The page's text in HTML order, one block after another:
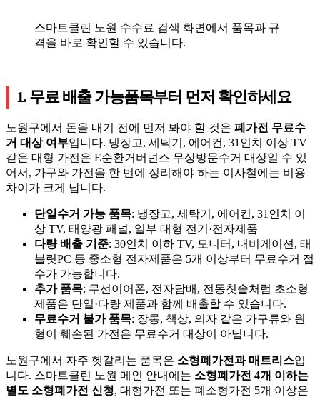
스마트클린 노원 수수료 검색 화면에서 품목과 규
격을 바로 확인할 수 있습니다.
1. 무료 배출 가능품목부터 먼저 확인하세요
노원구에서 돈을 내기 전에 먼저 봐야 할 것은 폐가전 무료수
거 대상 여부입니다. 냉장고, 세탁기, 에어컨, 31인치 이상 TV
같은 대형 가전은 E순환거버넌스 무상방문수거 대상일 수 있
어서, 가구와 가전을 한 번에 정리해야 하는 이사철에는 비용
차이가 크게 납니다.
단일수거 가능 품목: 냉장고, 세탁기, 에어컨, 31인치 이
상 TV, 태양광 패널, 일부 대형 전기·전자제품
다량 배출 기준: 30인치 이하 TV, 모니터, 내비게이션, 태
블릿PC 등 중소형 전자제품은 5개 이상부터 무료수거 접
수가 가능합니다.
추가 품목: 무선이어폰, 전자담배, 전동칫솔처럼 초소형
제품은 단일·다량 제품과 함께 배출할 수 있습니다.
무료수거 불가 품목: 장롱, 책상, 의자 같은 가구류와 원
형이 훼손된 가전은 무료수거 대상이 아닙니다.
노원구에서 자주 헷갈리는 품목은 소형폐가전과 매트리스입
니다. 스마트클린 노원 메인 안내에는 소형폐가전 4개 이하는
별도 소형폐가전 신청, 대형가전 또는 폐소형가전 5개 이상은